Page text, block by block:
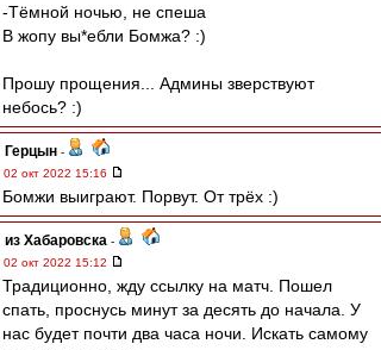
-Тёмной ночью, не спеша
В жопу вы*ебли Бомжа? :)
Прошу прощения... Админы зверствуют
небось? :)
Герцын -
02 окт 2022 15:16
Бомжи выиграют. Порвут. От трёх :)
из Хабаровска -
02 окт 2022 15:12
Традиционно, жду ссылку на матч. Пошел
спать, проснусь минут за десять до начала. У
нас будет почти два часа ночи. Искать самому